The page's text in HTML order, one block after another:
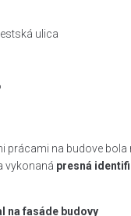
ulica
prácami na budove bola
vykonaná presná
na fasáde budovy